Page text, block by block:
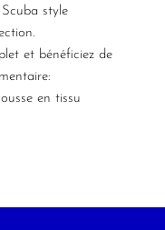
style
et bénéficiez de
en tissu